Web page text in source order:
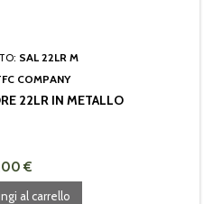
SAL 22LR M
COMPANY
22LR IN METALLO
€
al carrello